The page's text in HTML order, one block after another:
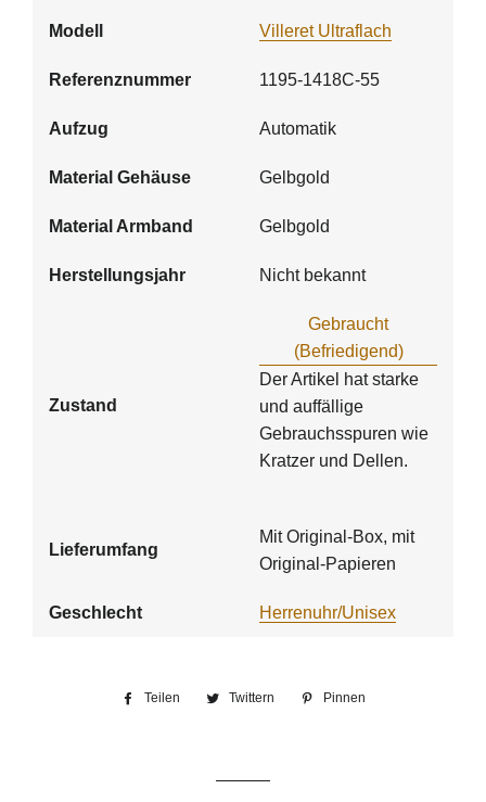
Modell Villeret Ultraflach
Referenznummer 1195-1418C-55
Aufzug Automatik
Material Gehäuse Gelbgold
Material Armband Gelbgold
Herstellungsjahr Nicht bekannt
Zustand
Gebraucht
(Befriedigend)
Der Artikel hat starke
und auffällige
Gebrauchsspuren wie
Kratzer und Dellen.
Lieferumfang
Mit Original-Box, mit
Original-Papieren
Geschlecht Herrenuhr/Unisex
Teilen
Auf
Twittern
Auf
Pinnen